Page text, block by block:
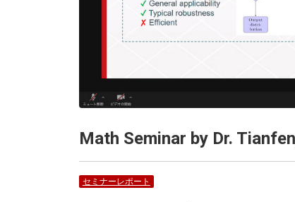
Math Seminar by Dr.
セミナーレポート